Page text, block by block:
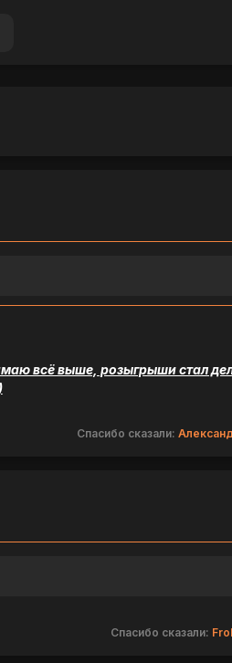
всё выше, розыгрыши стал
Спасибо сказали:
Спасибо сказали: